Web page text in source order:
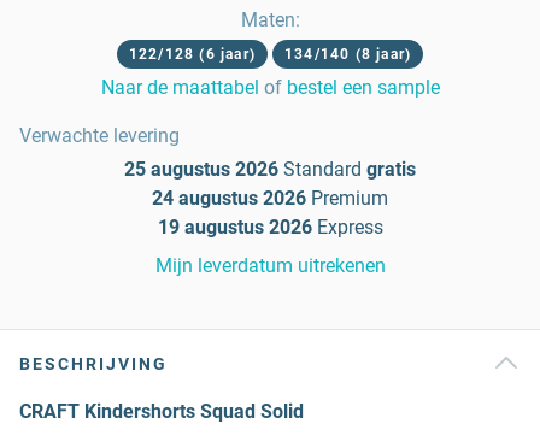
Maten:
122/128 (6 jaar) 134/140 (8 jaar)
Naar de maattabel of bestel een sample
Verwachte levering
25 augustus 2026 Standard gratis
24 augustus 2026 Premium
19 augustus 2026 Express
Mijn leverdatum uitrekenen
BESCHRIJVING
CRAFT Kindershorts Squad Solid